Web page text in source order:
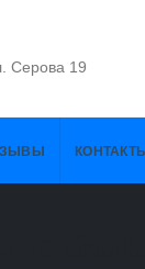
Серова 19